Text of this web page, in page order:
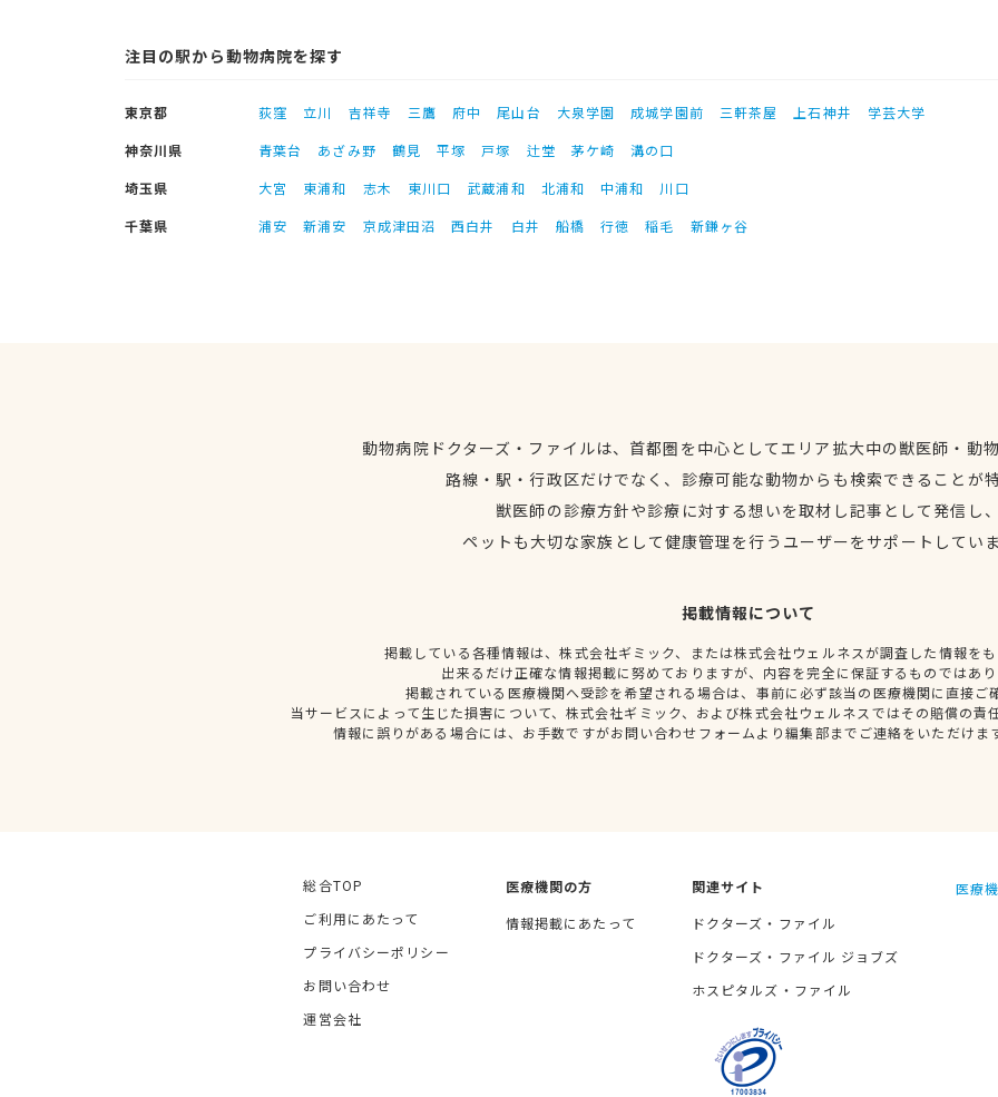
注目の駅から動物病院を探す
東京都 荻窪 立川 吉祥寺 三鷹 府中 尾山台 大泉学園 成城学園前 三軒茶屋 上石神井
学芸大学
神奈川県
青葉台 あざみ野 鶴見 平塚 戸塚 辻堂 茅ケ崎
溝の口
埼玉県
大宮 東浦和 志木 東川口 武蔵浦和 北浦和 中浦和
川口
千葉県
浦安 新浦安 京成津田沼 西白井 白井 船橋 行徳 稲毛 新鎌ヶ谷
動物病院ドクターズ・ファイルは、首都圏を中心としてエリア拡大中の獣医師・動
路線・駅・行政区だけでなく、診療可能な動物からも検索できることが
獣医師の診療方針や診療に対する想いを取材し記事として発信し
ペットも大切な家族として健康管理を行うユーザーをサポートしてい
掲載情報について
掲載している各種情報は、株式会社ギミック、または株式会社ウェルネスが調査した情報を
出来るだけ正確な情報掲載に努めておりますが、内容を完全に保証するものではあ
掲載されている医療機関へ受診を希望される場合は、事前に必ず該当の医療機関に直接ご
当サービスによって生じた損害について、株式会社ギミック、および株式会社ウェルネスではその賠償の責
情報に誤りがある場合には、お手数ですがお問い合わせフォームより編集部までご連絡をいただけま
総合TOP
ご利用にあたって
プライバシーポリシー
お問い合わせ
運営会社
医療機関の方
情報掲載にあたって
関連サイト
ドクターズ・ファイル
ドクターズ・ファイル ジョブズ
ホスピタルズ・ファイル
医療